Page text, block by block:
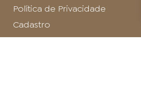
Política de Privacidade
Cadastro
SAC - Profissional